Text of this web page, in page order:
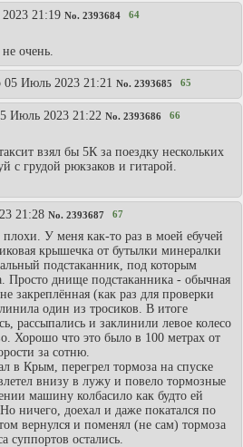
21:19 No. 2393684 64
очень.
05 Июль 2023 21:21 No. 2393685 65
Июль 2023 21:22 No. 2393686 66
взял бы 5К за поездку нескольких
с грудой рюкзаков и гитарой.
21:28 No. 2393687 67
У меня как-то раз в моей ебучей
крышечка от бутылки минералки
подстаканник, под которым
Просто днище подстаканника - обычная
закреплённая (как раз для проверки
один из тросиков. В итоге
рассыпались и заклинили левое колесо
Хорошо что это было в 100 метрах от
за сотню.
в Крым, перегрел тормоза на спуске
внизу в лужу и повело тормозные
машину колбасило как будто ей
ничего, доехал и даже покатался по
вернулся и поменял (не сам) тормоза
суппортов остались.